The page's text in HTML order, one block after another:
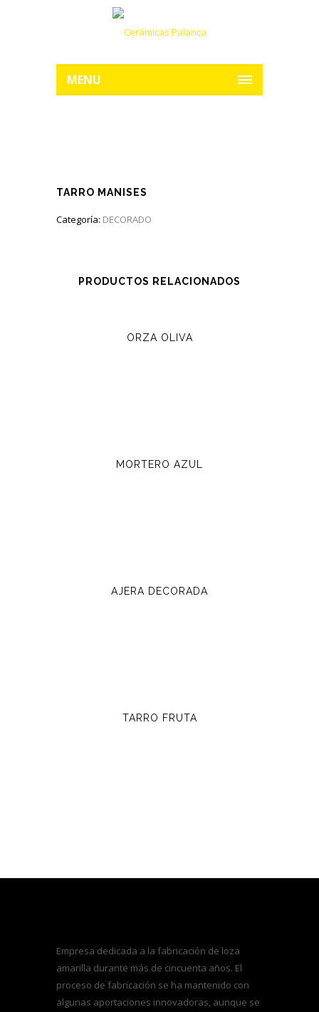
MENU
TARRO MANISES
Categoría: DECORADO
PRODUCTOS RELACIONADOS
ORZA OLIVA
MORTERO AZUL
AJERA DECORADA
TARRO FRUTA
Empresa dedicada a la fabricación de loza
amarilla durante más de cincuenta años. El
proceso de fabricación se ha mantenido con
algunas aportaciones innovadoras, aunque se